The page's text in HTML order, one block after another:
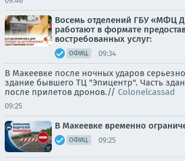
Восемь отделений ГБУ «МФЦ
работают в формате
востребованных услуг:
ОФИЦ. 09:34
В Макеевке после ночных ударов
здание бывшего ТЦ "Эпицентр". Часть
после прилетов дронов.// Colonelcassad
09:25
В Макеевке временно
ОФИЦ. 09:25